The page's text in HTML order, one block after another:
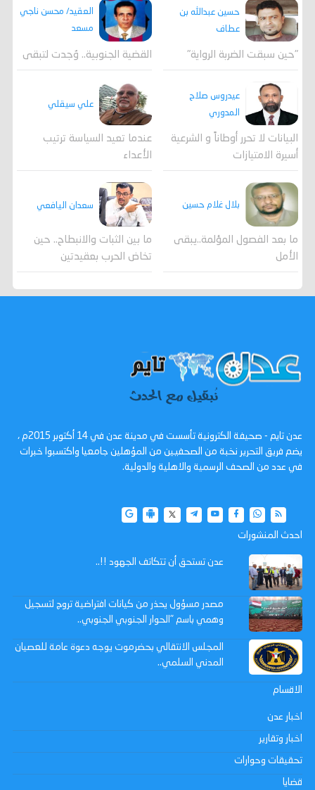
حسين عبدالله بن
عطاف
"حين سبقت الضربة الرواية"
العقيد/ محسن ناجي
مسعد
القضية الجنوبية.. وُجدت لتبقى
عيدروس صلاح
المدوري
البيانات لا تحرر أوطاناً و الشرعية
أسيرة الامتيازات
علي سيقلي
عندما تعيد السياسة ترتيب
الأعداء
بلال غلام حسين
ما بعد الفصول المؤلمة..يبقى
الأمل
سعدان اليافعي
ما بين الثبات والانبطاح.. حين
تخاض الحرب بعقيدتين
عدن تايم - صحيفة الكترونية تأسست في مدينة عدن في 14 أكتوبر 2015م ،
يضم فريق التحرير نخبة من الصحفيين من المؤهلين جامعيا واكتسبوا خبرات
في عدد من الصحف الرسمية والاهلية والدولية.
احدث المنشورات
عدن تستحق أن تتكاتف الجهود !!..
مصدر مسؤول يحذر من كيانات افتراضية تروج لتسجيل
وهمي باسم "الحوار الجنوبي الجنوبي..
المجلس الانتقالي بحضرموت يوجه دعوة عامة للعصيان
المدني السلمي..
الاقسام
اخبار عدن
اخبار وتقارير
تحقيقات وحوارات
قضايا